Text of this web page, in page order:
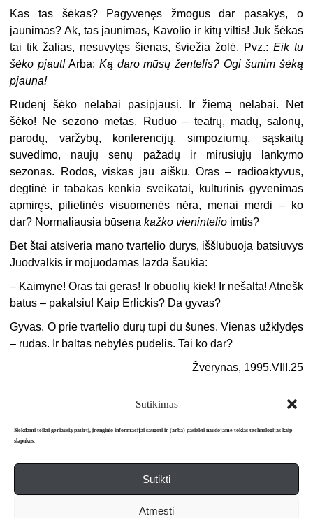
Sutikimas
Siekdami teikti geriausią patirtį, įrenginio informacijai saugoti ir (arba) pasiekti naudojame tokias technologijas kaip
slapukus.
Sutikti
Atmesti
Kas tas šėkas? Pagyvenęs žmogus dar pasakys, o
jaunimas? Ak, tas jau­nimas, Kavolio ir kitų viltis! Juk šėkas
tai tik žalias, nesuvytęs šienas, šviežia žolė. Pvz.: Eik tu
šėko pjaut! Arba: Ką daro mūsų žentelis? Ogi šunim šėką
pjauna!
Rudenį šėko nelabai pasipjausi. Ir žiemą nelabai. Net
šėko! Ne sezono metas. Ruduo – teatrų, madų, salonų,
parodų, varžybų, konferencijų, simpoziumų, sąskaitų
suvedimo, naujų senų pažadų ir mirusiųjų lankymo
sezonas. Rodos, viskas jau aišku. Oras – radioaktyvus,
degtinė ir tabakas kenkia sveikatai, kultūrinis gyvenimas
apmiręs, pilietinės visuomenės nėra, menai merdi – ko
dar? Normaliausia būsenakažko vienintelio imtis?
Bet štai atsiveria mano tvartelio durys, iššlubuoja batsiuvys
Juodvalkis ir mojuodamas lazda šaukia:
– Kaimyne! Oras tai geras! Ir obuolių kiek! Ir nešalta! Atnešk
batus – pakalsiu! Kaip Erlickis? Da gyvas?
Gyvas. O prie tvartelio durų tupi du šunes. Vienas užklydęs
– rudas. Ir baltas nebylės pudelis. Tai ko dar?
Žvėrynas, 1995.VIII.25
Apie mus Redakcija Prenumerata